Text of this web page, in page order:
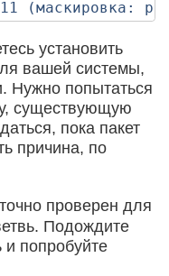
установить
вашей системы,
Нужно попытаться
существующую
пока пакет
причина, по
проверен для
Подождите
и попробуйте